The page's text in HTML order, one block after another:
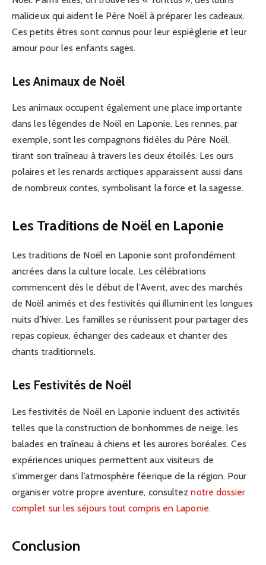
malicieux qui aident le Père Noël à préparer les cadeaux.
Ces petits êtres sont connus pour leur espièglerie et leur
amour pour les enfants sages.
Les Animaux de Noël
Les animaux occupent également une place importante
dans les légendes de Noël en Laponie. Les rennes, par
exemple, sont les compagnons fidèles du Père Noël,
tirant son traîneau à travers les cieux étoilés. Les ours
polaires et les renards arctiques apparaissent aussi dans
de nombreux contes, symbolisant la force et la sagesse.
Les Traditions de Noël en Laponie
Les traditions de Noël en Laponie sont profondément
ancrées dans la culture locale. Les célébrations
commencent dès le début de l’Avent, avec des marchés
de Noël animés et des festivités qui illuminent les longues
nuits d’hiver. Les familles se réunissent pour partager des
repas copieux, échanger des cadeaux et chanter des
chants traditionnels.
Les Festivités de Noël
Les festivités de Noël en Laponie incluent des activités
telles que la construction de bonhommes de neige, les
balades en traîneau à chiens et les aurores boréales. Ces
expériences uniques permettent aux visiteurs de
s’immerger dans l’atmosphère féerique de la région. Pour
organiser votre propre aventure, consulteznotre dossier
complet sur les séjours tout compris en Laponie.
Conclusion